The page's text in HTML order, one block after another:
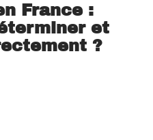
France :
et
?